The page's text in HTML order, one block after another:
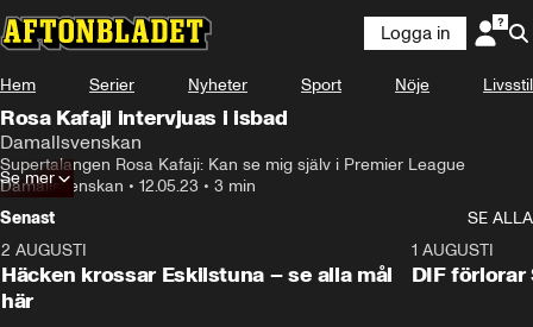
Logga in
Hem Serier Nyheter Sport Nöje Livsstil
Rosa Kafaji intervjuas i isbad
Damallsvenskan
Supertalangen Rosa Kafaji: Kan se mig själv i Premier League
Damallsvenskan • 12.05.23 • 3 min
Se mer
Senast
SE ALLA
2 AUGUSTI
Häcken krossar Eskilstuna – se alla mål
här
1 AUGUSTI
DIF